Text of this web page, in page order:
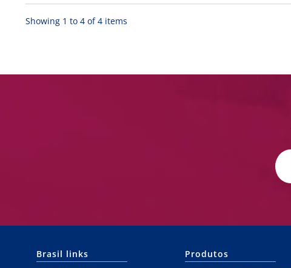
Showing 1 to 4 of 4 items
Brasil links
Produtos